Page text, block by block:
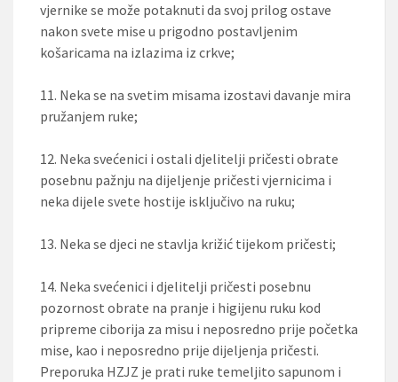
vjernike se može potaknuti da svoj prilog ostave
nakon svete mise u prigodno postavljenim
košaricama na izlazima iz crkve;
11. Neka se na svetim misama izostavi davanje mira
pružanjem ruke;
12. Neka svećenici i ostali djelitelji pričesti obrate
posebnu pažnju na dijeljenje pričesti vjernicima i
neka dijele svete hostije isključivo na ruku;
13. Neka se djeci ne stavlja križić tijekom pričesti;
14. Neka svećenici i djelitelji pričesti posebnu
pozornost obrate na pranje i higijenu ruku kod
pripreme ciborija za misu i neposredno prije početka
mise, kao i neposredno prije dijeljenja pričesti.
Preporuka HZJZ je prati ruke temeljito sapunom i